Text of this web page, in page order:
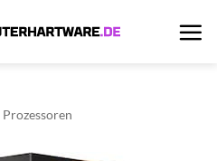
Prozessoren